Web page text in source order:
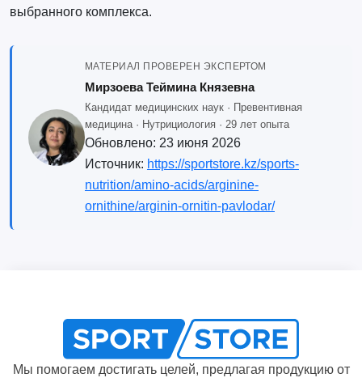
выбранного комплекса.
МАТЕРИАЛ ПРОВЕРЕН ЭКСПЕРТОМ
Мирзоева Теймина Князевна
Кандидат медицинских наук · Превентивная
медицина · Нутрициология · 29 лет опыта
Обновлено: 23 июня 2026
Источник: https://sportstore.kz/sports-
nutrition/amino-acids/arginine-
ornithine/arginin-ornitin-pavlodar/
Мы помогаем достигать целей, предлагая продукцию от